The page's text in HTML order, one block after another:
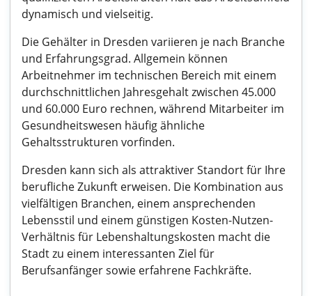
dynamisch und vielseitig.
Die Gehälter in Dresden variieren je nach Branche
und Erfahrungsgrad. Allgemein können
Arbeitnehmer im technischen Bereich mit einem
durchschnittlichen Jahresgehalt zwischen 45.000
und 60.000 Euro rechnen, während Mitarbeiter im
Gesundheitswesen häufig ähnliche
Gehaltsstrukturen vorfinden.
Dresden kann sich als attraktiver Standort für Ihre
berufliche Zukunft erweisen. Die Kombination aus
vielfältigen Branchen, einem ansprechenden
Lebensstil und einem günstigen Kosten-Nutzen-
Verhältnis für Lebenshaltungskosten macht die
Stadt zu einem interessanten Ziel für
Berufsanfänger sowie erfahrene Fachkräfte.